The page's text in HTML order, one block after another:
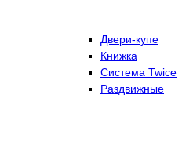
Двери-купе
Книжка
Система Twice
Раздвижные